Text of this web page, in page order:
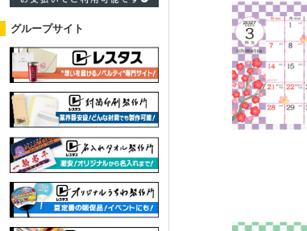
グループサイト